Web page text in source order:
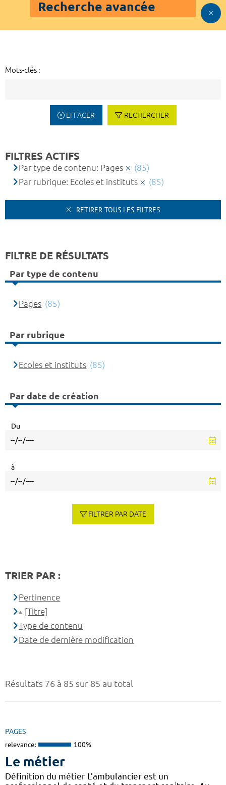
Recherche avancée
Mots-clés :
EFFACER RECHERCHER
Résultats 76 à 85 sur 85 au total
PAGES
relevance: 100%
Le métier
Définition du métier L’ambulancier est un
FILTRES ACTIFS
Par type de contenu: Pages
(85)
Par rubrique: Ecoles et instituts
(85)
RETIRER TOUS LES FILTRES
FILTRE DE RÉSULTATS
Par type de contenu
Pages (85)
Par rubrique
Ecoles et instituts (85)
Par date de création
Du
à
FILTRER PAR DATE
TRIER PAR :
Pertinence
[Titre]
Type de contenu
Date de dernière modification